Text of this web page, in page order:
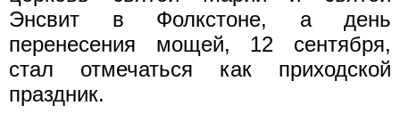
Энсвит в Фолкстоне, а день
перенесения мощей, 12 сентября,
стал отмечаться как приходской
праздник.